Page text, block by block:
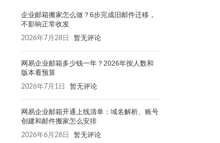
企业邮箱搬家怎么做？6步完成旧邮件迁移，
不影响正常收发
2026年7月28日 暂无评论
网易企业邮箱多少钱一年？2026年按人数和
版本看预算
2026年7月1日 暂无评论
网易企业邮箱开通上线清单：域名解析、账号
创建和邮件搬家怎么安排
2026年6月28日 暂无评论